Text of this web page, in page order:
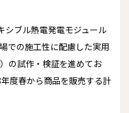
シブル熱電発電モジュール
での施工性に配慮した実用
の試作・検証を進めてお
度春から商品を販売する計